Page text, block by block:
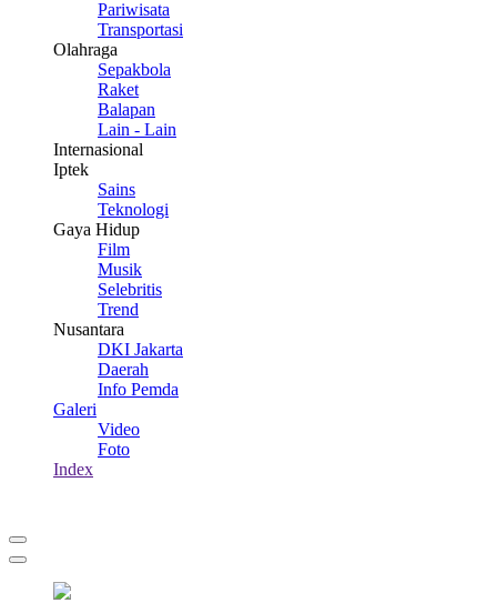
Pariwisata
Transportasi
Olahraga
Sepakbola
Raket
Balapan
Lain - Lain
Internasional
Iptek
Sains
Teknologi
Gaya Hidup
Film
Musik
Selebritis
Trend
Nusantara
DKI Jakarta
Daerah
Info Pemda
Galeri
Video
Foto
Index